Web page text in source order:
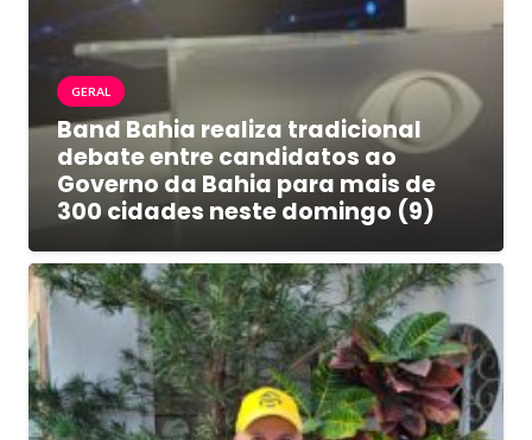
GERAL
Band Bahia realiza tradicional
debate entre candidatos ao
Governo da Bahia para mais de
300 cidades neste domingo (9)